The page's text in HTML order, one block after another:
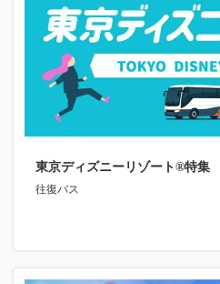
東京ディズニーリゾート®特集
往復バス